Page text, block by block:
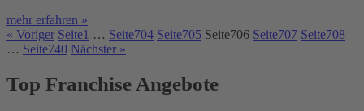
mehr erfahren »
« Voriger Seite1 … Seite704 Seite705 Seite706 Seite707 Seite708
… Seite740 Nächster »
Top Franchise Angebote